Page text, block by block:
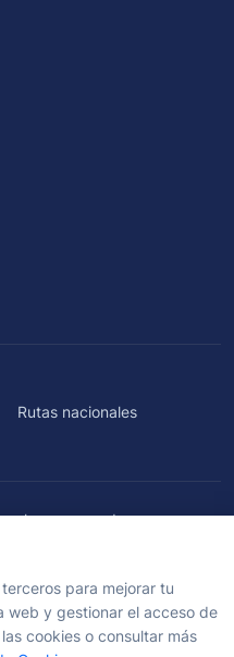
para mejorar tu
web y gestionar el acceso de
cookies o consultar más
Rutas nacionales
reservados.